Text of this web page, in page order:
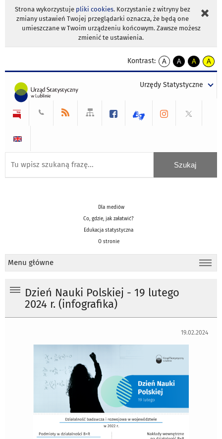
Strona wykorzystuje pliki cookies. Korzystanie z witryny bez
zmiany ustawień Twojej przeglądarki oznacza, że będą one
umieszczane w Twoim urządzeniu końcowym. Zawsze możesz
zmienić te ustawienia.
Kontrast:
A
kontrast
A
kontrast
tekst
czarnym
A
kontrast
tekst
czarnym
A
tekst
żółtym
Urzędy Statystyczne
Dla mediów
Co, gdzie, jak załatwić?
Edukacja statystyczna
O stronie
Menu główne
Dzień Nauki Polskiej - 19 lutego
2024 r. (infografika)
19.02.2024